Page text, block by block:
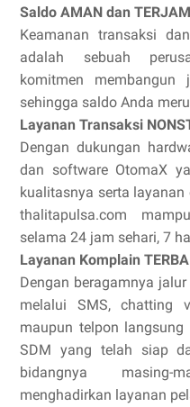
Saldo AMAN dan
Keamanan transaksi
adalah sebuah
komitmen membangun
sehingga saldo Anda
Layanan Transaksi
Dengan dukungan
dan software OtomaX
kualitasnya serta
thalitapulsa.com
selama 24 jam sehari, 7
Layanan Komplain
Dengan beragamnya
melalui SMS, chatting
maupun telpon
SDM yang telah siap
bidangnya
menghadirkan layanan